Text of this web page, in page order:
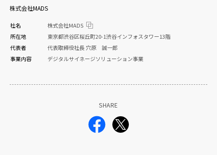
株式会社MADS
社名
株式会社MADS
所在地
東京都渋谷区桜丘町20-1渋谷インフォスタワー13階
代表者
代表取締役社長 穴原 誠一郎
事業内容
デジタルサイネージソリューション事業
SHARE